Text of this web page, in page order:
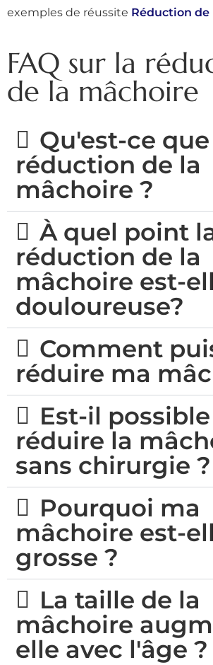
exemples de réussite Réduction
FAQ sur la
de la mâchoire
Qu'est-ce
réduction de la
mâchoire ?
À quel point
réduction de la
mâchoire est-
douloureuse?
Comment
réduire ma
Est-il
réduire la
sans chirurgie ?
Pourquoi ma
mâchoire est-
grosse ?
La taille de la
mâchoire
elle avec l'âge ?